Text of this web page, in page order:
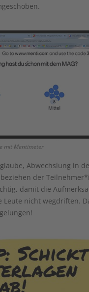
mit Mentimeter
Abwechslung in
der
damit die
Leute nicht wegdriften.